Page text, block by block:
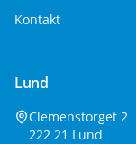
Kontakt
Lund
Clemenstorget 2
222 21 Lund